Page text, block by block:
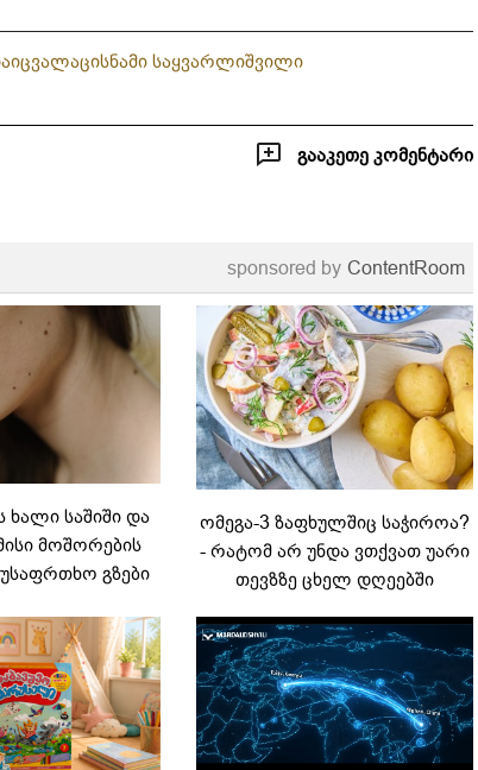
ცისნამი საყვარლიშვილი
გააკეთე კომენტარი
sponsored by ContentRoom
საშიში და
მოშორების
გზები
ომეგა-3 ზაფხულშიც საჭიროა?
- რატომ არ უნდა ვთქვათ უარი
თევზზე ცხელ დღეებში